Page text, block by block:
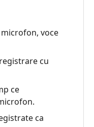
voce
cu
ce
ca